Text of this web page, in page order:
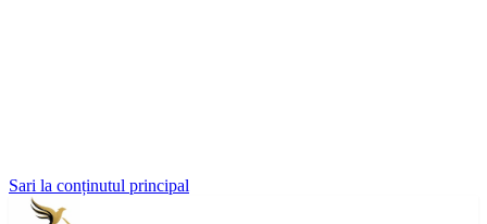
Sari la conținutul principal